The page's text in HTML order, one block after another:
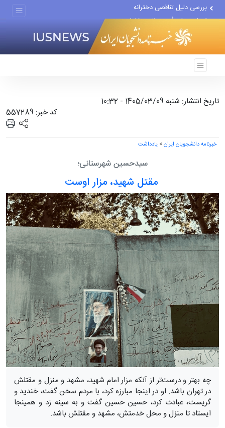
اجرای مدل تأمین مالی مشاغل...
تغییر ناگهانی روی نیمکت...
تاریخ انتشار: شنبه 1405/03/09 - 10:32
کد خبر: 557289
خبرنامه دانشجویان ایران> یادداشت
سیدحسین شهرستانی؛
مقتل شهید، مزار اوست
چه بهتر و درست‌تر از آنکه مزار امام شهید، مشهد و منزل و مقتلش
در تهران باشد. او در اینجا مبارزه کرد، با مردم سخن گفت، خندید و
گریست، عبادت کرد، حسین حسین گفت و به سینه زد و همینجا
ایستاد تا منزل و محل خدمتش، مشهد و مقتلش باشد.